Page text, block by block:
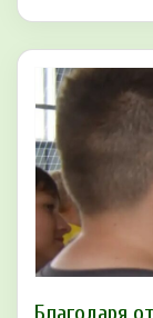
Благодаря